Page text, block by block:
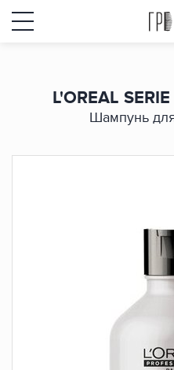
L'OREAL
Шампунь